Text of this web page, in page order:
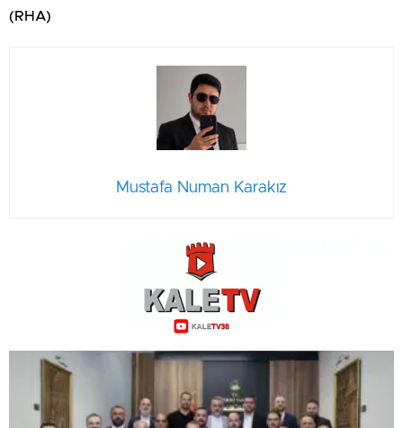
(RHA)
Mustafa Numan Karakız